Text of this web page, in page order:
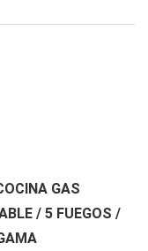
GAS
/ 5 FUEGOS /